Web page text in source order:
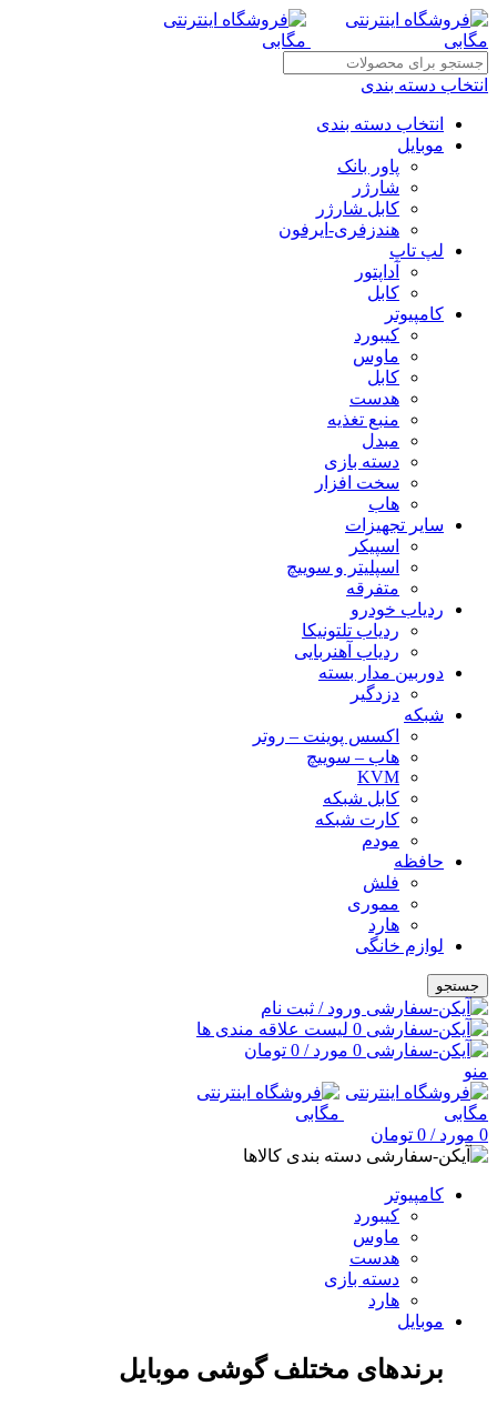
انتخاب دسته بندی
انتخاب دسته بندی
موبایل
پاور بانک
شارژر
کابل شارژر
هندزفری-ایرفون
لپ تاپ
آداپتور
کابل
کامپیوتر
کیبورد
ماوس
کابل
هدست
منبع تغذیه
مبدل
دسته بازی
سخت افزار
هاب
سایر تجهیزات
اسپیکر
اسپلیتر و سوییچ
متفرقه
ردیاب خودرو
ردیاب تلتونیکا
ردیاب آهنربایی
دوربین مدار بسته
دزدگیر
شبکه
اکسس پوینت – روتر
هاب – سوییچ
KVM
کابل شبکه
کارت شبکه
مودم
حافظه
فلش
مموری
هارد
لوازم خانگی
جستجو
ورود / ثبت نام
0 لیست علاقه مندی ها
0 مورد/
0 تومان
منو
0 مورد/
0 تومان
دسته بندی کالاها
کامپیوتر
کیبورد
ماوس
هدست
دسته بازی
هارد
موبایل
برندهای مختلف گوشی موبایل